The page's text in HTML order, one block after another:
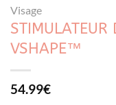
Visage
STIMULATEUR
VSHAPE™
54.99€